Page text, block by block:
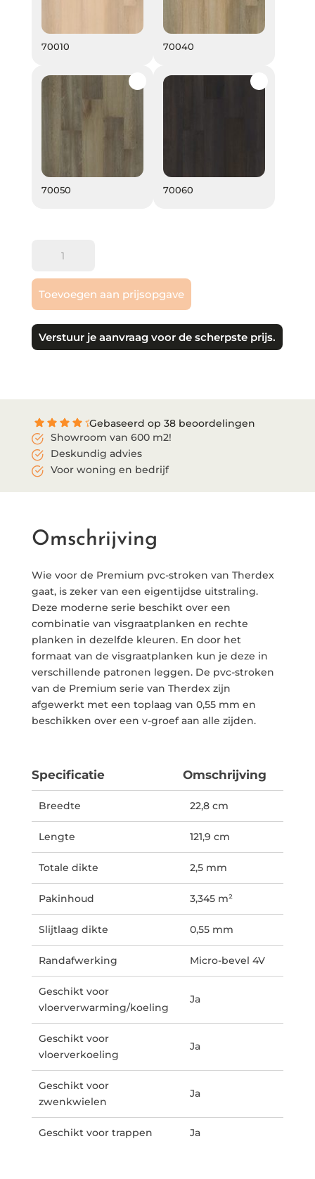
70010 70040
70050 70060
Premium
plak
aantal
Toevoegen aan prijsopgave
Verstuur je aanvraag voor de scherpste prijs.
Gebaseerd op 38 beoordelingen
Showroom van 600 m2!
Deskundig advies
Voor woning en bedrijf
Omschrijving
Wie voor de Premium pvc-stroken van Therdex
gaat, is zeker van een eigentijdse uitstraling.
Deze moderne serie beschikt over een
combinatie van visgraatplanken en rechte
planken in dezelfde kleuren. En door het
formaat van de visgraatplanken kun je deze in
verschillende patronen leggen. De pvc-stroken
van de Premium serie van Therdex zijn
afgewerkt met een toplaag van 0,55 mm en
beschikken over een v-groef aan alle zijden.
Specificatie Omschrijving
Breedte 22,8 cm
Lengte 121,9 cm
Totale dikte 2,5 mm
Pakinhoud 3,345 m²
Slijtlaag dikte 0,55 mm
Randafwerking Micro-bevel 4V
Geschikt voor
vloerverwarming/koeling
Ja
Geschikt voor
vloerverkoeling
Ja
Geschikt voor
zwenkwielen
Ja
Geschikt voor trappen Ja